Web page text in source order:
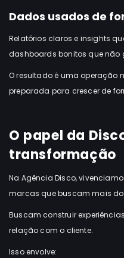
Dados usados de
Relatórios claros e insights
dashboards bonitos que não
O resultado é uma operação
preparada para crescer de
O papel da
transformação
Na Agência Disco,
marcas que buscam mais
Buscam construir
relação com o cliente.
Isso envolve: